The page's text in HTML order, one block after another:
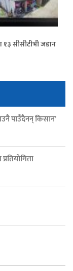
१३ सीसीटीभी जडान
पाउँदैनन् किसान’